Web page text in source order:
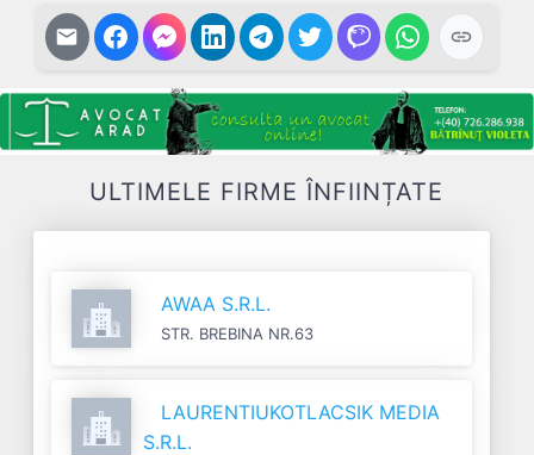
ULTIMELE FIRME ÎNFIINȚATE
AWAA S.R.L.
STR. BREBINA NR.63
LAURENTIUKOTLACSIK MEDIA
S.R.L.